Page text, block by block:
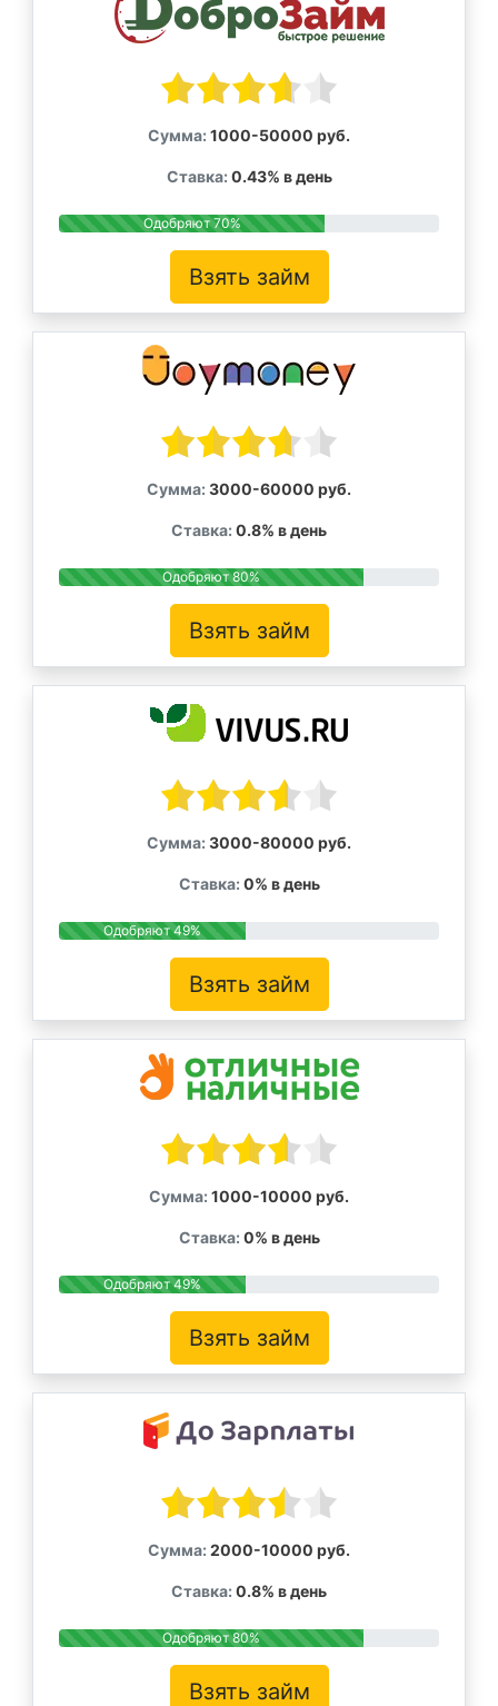
Сумма: 1000-50000 руб.
Ставка: 0.43% в день
Одобряют 70%
Взять займ
Сумма: 3000-60000 руб.
Ставка: 0.8% в день
Одобряют 80%
Взять займ
Сумма: 3000-80000 руб.
Ставка: 0% в день
Одобряют 49%
Взять займ
Сумма: 1000-10000 руб.
Ставка: 0% в день
Одобряют 49%
Взять займ
Сумма: 2000-10000 руб.
Ставка: 0.8% в день
Одобряют 80%
Взять займ